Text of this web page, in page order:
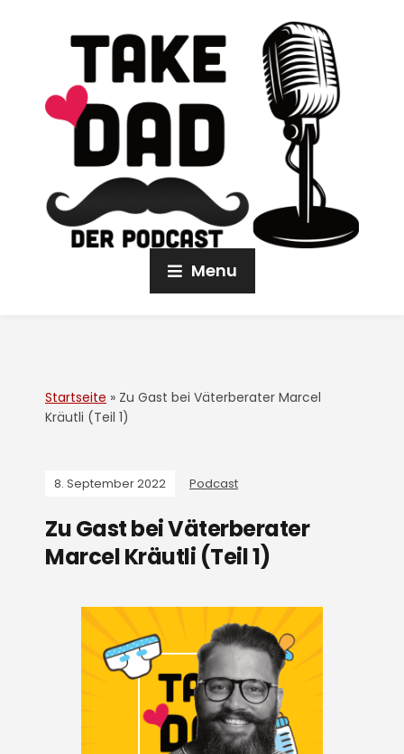
Menu
Startseite » Zu Gast bei Väterberater Marcel
Kräutli (Teil 1)
8. September 2022 Podcast
Zu Gast bei Väterberater
Marcel Kräutli (Teil 1)